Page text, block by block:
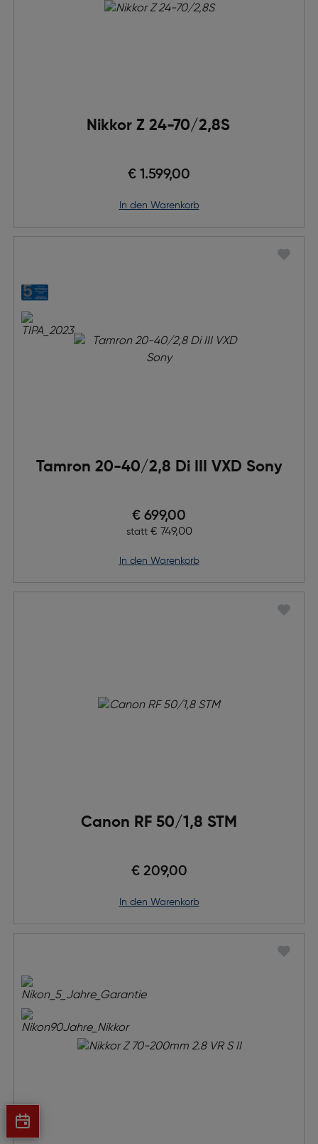
Nikkor Z 24-70/2,8S
€ 1.599,00
in den Warenkorb
Tamron 20-40/2,8 Di III VXD Sony
Preis nach Rabatts
€ 699,00
statt Ursprünglicher Preis
€ 749,00
in den Warenkorb
Canon RF 50/1,8 STM
€ 209,00
in den Warenkorb